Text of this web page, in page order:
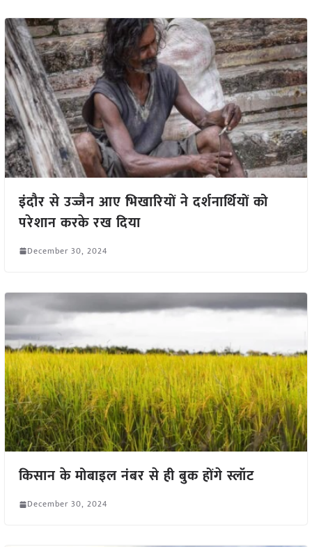
इंदौर से उज्जैन आए भिखारियों ने दर्शनार्थियों को
परेशान करके रख दिया
December 30, 2024
किसान के मोबाइल नंबर से ही बुक होंगे स्लॉट
December 30, 2024